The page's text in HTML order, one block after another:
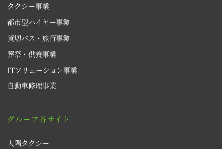
タクシー事業
都市型ハイヤー事業
貸切バス・旅行事業
葬祭・供養事業
ITソリューション事業
自動車修理事業
グループ各サイト
大隅タクシー